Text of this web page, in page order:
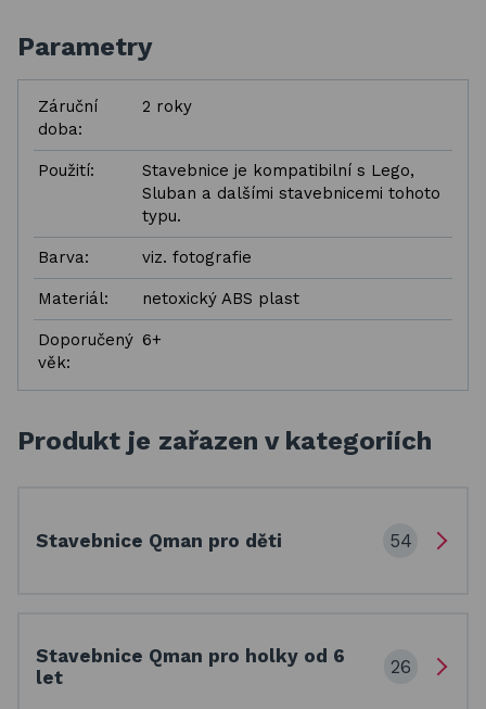
Parametry
Záruční
doba:
2 roky
Použití:
Stavebnice je kompatibilní s Lego,
Sluban a dalšími stavebnicemi tohoto
typu.
Barva: viz. fotografie
Materiál: netoxický ABS plast
Doporučený
věk:
6+
Produkt je zařazen v kategoriích
Stavebnice Qman pro děti 54
Stavebnice Qman pro holky od 6
let
26